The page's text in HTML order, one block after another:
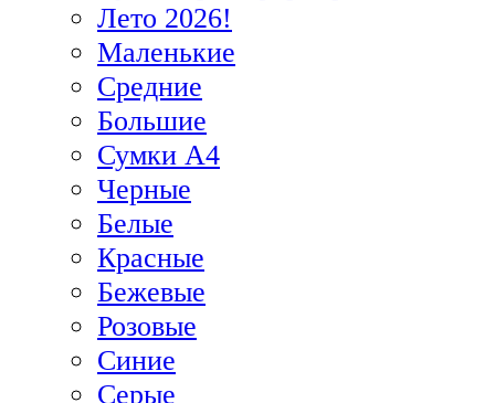
Лето 2026!
Маленькие
Средние
Большие
Сумки А4
Черные
Белые
Красные
Бежевые
Розовые
Синие
Серые